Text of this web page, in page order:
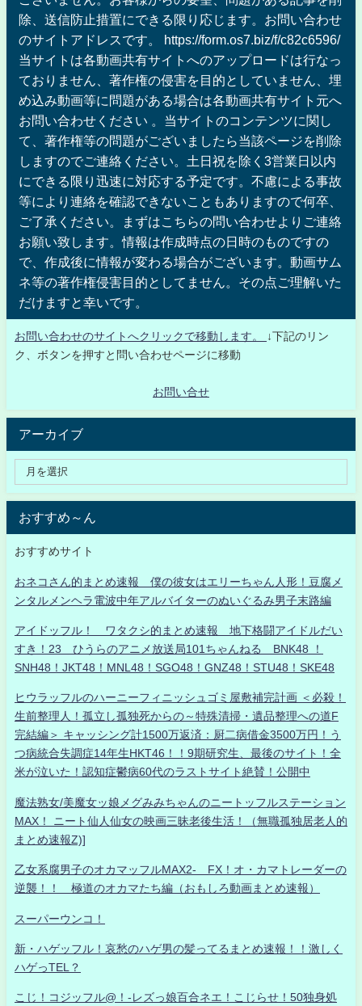
除、送信防止措置にできる限り応じます。お問い合わせ
のサイトアドレスです。 https://form.os7.biz/f/c82c6596/
当サイトは各動画共有サイトへのアップロードは行なっ
ておりません、著作権の侵害を目的としていません、埋
め込み動画等に問題がある場合は各動画共有サイト元へ
お問い合わせください 。当サイトのコンテンツに関し
て、著作権等の問題がございましたら当該ページを削除
しますのでご連絡ください。土日祝を除く3営業日以内
にできる限り迅速に対応する予定です。不慮による事故
等により連絡を確認できないこともありますので何卒、
ご了承ください。まずはこちらの問い合わせよりご連絡
お願い致します。情報は作成時点の日時のものですの
で、作成後に情報が変わる場合がございます。動画サム
ネ等の著作権侵害目的としてません。その点ご理解いた
だけますと幸いです。
お問い合わせのサイトへクリックで移動します。
↓下記のリン
ク、ボタンを押すと問い合わせページに移動
お問い合せ
アーカイブ
おすすめ～ん
おすすめサイト
おネコさん的まとめ速報 僕の彼女はエリーちゃん人形！豆腐メ
ンタルメンヘラ電波中年アルバイターのぬいぐるみ男子末路編
アイドッフル！ ワタクシ的まとめ速報 地下格闘アイドルだい
すき！23 ひうらのアニメ放送局101ちゃんねる BNK48 ！
SNH48！JKT48！MNL48！SGO48！GNZ48！STU48！SKE48
ヒウラッフルのハーニーフィニッシュゴミ屋敷補完計画 ＜必殺！
生前整理人！孤立し孤独死からの～特殊清掃・遺品整理への道F
完結編＞ キャッシング計1500万返済：厨二病借金3500万円！う
つ病統合失調症14年生HKT46！！9期研究生、最後のサイト！全
米が泣いた！認知症鬱病60代のラストサイト絶賛！公開中
魔法熟女/美魔女ッ娘メグみみちゃんのニートッフルステーション
MAX！ ニート仙人仙女の映画三昧老後生活！（無職孤独居老人的
まとめ速報Z)]
乙女系腐男子のオカマッフルMAX2- FX！オ・カマトレーダーの
逆襲！！ 極道のオカマたち編（おもしろ動画まとめ速報）
スーパーウンコ！
新・ハゲッフル！哀愁のハゲ男の髪ってるまとめ速報！！激しく
ハゲっTEL？
こじ！コジッフル@！-レズっ娘百合ネエ！こじらせ！50独身処